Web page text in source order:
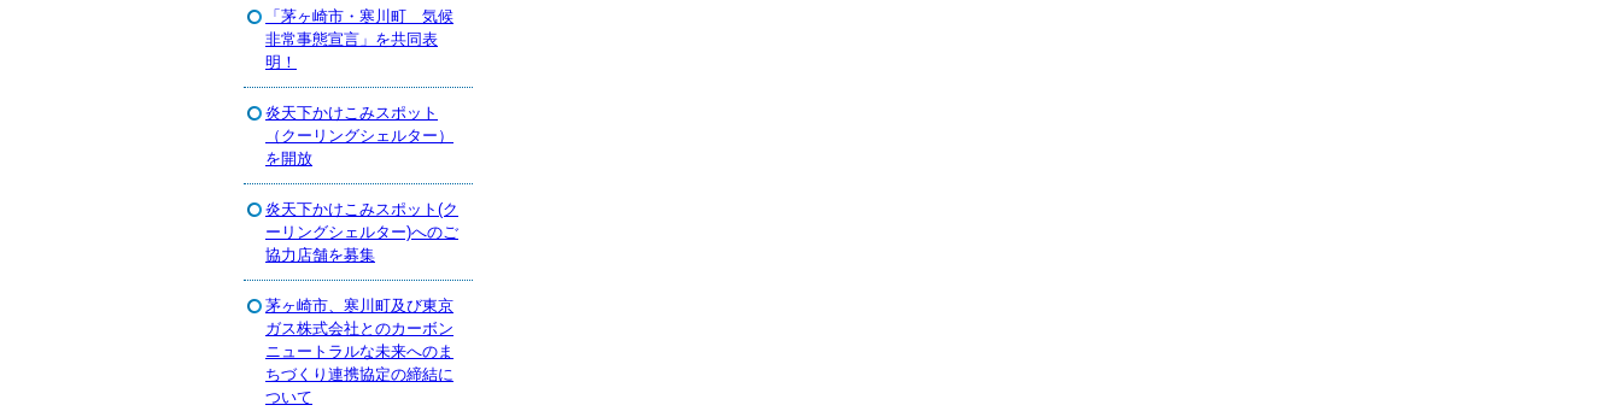
「茅ヶ崎市・寒川町 気候
非常事態宣言」を共同表
明！
炎天下かけこみスポット
（クーリングシェルター）
を開放
炎天下かけこみスポット(ク
ーリングシェルター)へのご
協力店舗を募集
茅ヶ崎市、寒川町及び東京
ガス株式会社とのカーボン
ニュートラルな未来へのま
ちづくり連携協定の締結に
ついて